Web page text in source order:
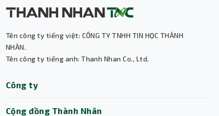
Tên công ty tiếng việt: CÔNG TY TNHH TIN HỌC THÀNH
NHÂN.
Tên công ty tiếng anh: Thanh Nhan Co., Ltd.
Công ty
Cộng đồng Thành Nhân